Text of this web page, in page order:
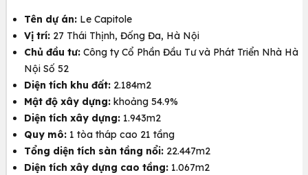
Tên dự án: Le Capitole
Vị trí: 27 Thái Thịnh, Đống Đa, Hà Nội
Chủ đầu tư: Công ty Cổ Phần Đầu Tư và Phát Triển Nhà Hà
Nội Số 52
Diện tích khu đất: 2.184m2
Mật độ xây dựng: khoảng 54.9%
Diện tích xây dựng: 1.943m2
Quy mô: 1 tòa tháp cao 21 tầng
Tổng diện tích sàn tầng nổi: 22.447m2
Diện tích xây dựng cao tầng: 1.067m2